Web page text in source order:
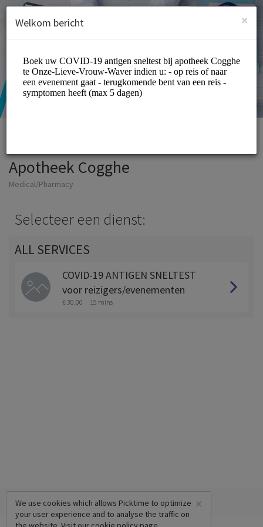
INSCHRIJVEN
Apotheek Cogghe
Medical/Pharmacy
Selecteer een dienst:
ALL SERVICES
COVID-19 ANTIGEN SNELTEST
voor reizigers/evenementen
€ 30.00 15 mins
×
We use cookies which allows Picktime to optimize
your user experience and to analyse the traffic on
×
Welkom bericht